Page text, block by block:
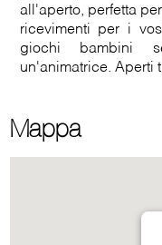
all'aperto, perfetta
ricevimenti per i
giochi bambini
un'animatrice. Aperti
Mappa